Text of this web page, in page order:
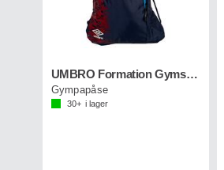
UMBRO Formation Gymsack Marin
Gympapåse
30+ i lager